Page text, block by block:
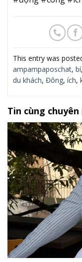
This entry was
ampampaposchat, bí,
du khách, Đông, ích,
Tin cùng chuyên